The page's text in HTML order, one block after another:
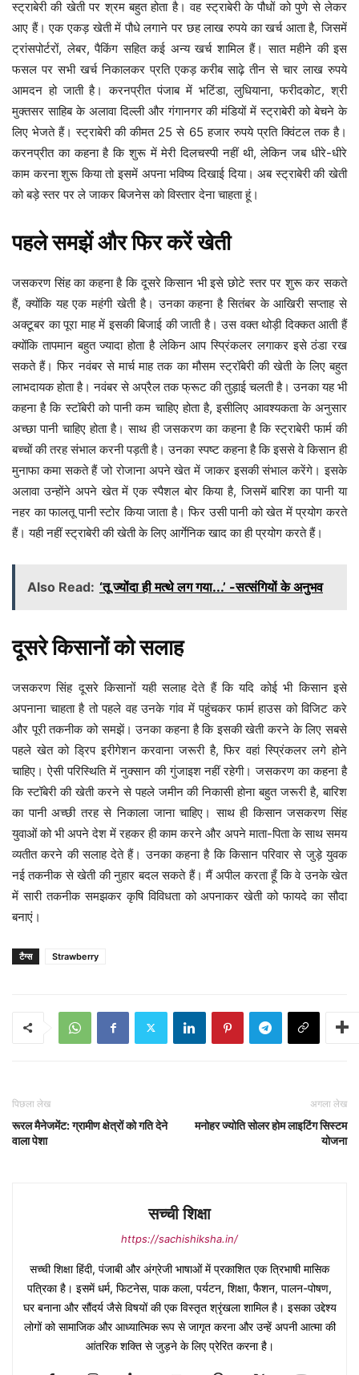
स्ट्राबेरी की खेती पर श्रम बहुत होता है। वह स्ट्राबेरी के पौधों को पुणे से लेकर
आए हैं। एक एकड़ खेती में पौधे लगाने पर छह लाख रुपये का खर्च आता है, जिसमें
ट्रांसपोर्टरों, लेबर, पैकिंग सहित कई अन्य खर्च शामिल हैं। सात महीने की इस
फसल पर सभी खर्च निकालकर प्रति एकड़ करीब साढ़े तीन से चार लाख रुपये
आमदन हो जाती है। करनप्रीत पंजाब में भटिंडा, लुधियाना, फरीदकोट, श्री
मुक्तसर साहिब के अलावा दिल्ली और गंगानगर की मंडियों में स्ट्राबेरी को बेचने के
लिए भेजते हैं। स्ट्राबेरी की कीमत 25 से 65 हजार रुपये प्रति क्विंटल तक है।
करनप्रीत का कहना है कि शुरू में मेरी दिलचस्पी नहीं थी, लेकिन जब धीरे-धीरे
काम करना शुरू किया तो इसमें अपना भविष्य दिखाई दिया। अब स्ट्राबेरी की खेती
को बड़े स्तर पर ले जाकर बिजनेस को विस्तार देना चाहता हूं।
पहले समझें और फिर करें खेती
जसकरण सिंह का कहना है कि दूसरे किसान भी इसे छोटे स्तर पर शुरू कर सकते
हैं, क्योंकि यह एक महंगी खेती है। उनका कहना है सितंबर के आखिरी सप्ताह से
अक्टूबर का पूरा माह में इसकी बिजाई की जाती है। उस वक्त थोड़ी दिक्कत आती हैं
क्योंकि तापमान बहुत ज्यादा होता है लेकिन आप स्प्रिंकलर लगाकर इसे ठंडा रख
सकते हैं। फिर नवंबर से मार्च माह तक का मौसम स्ट्रॉबेरी की खेती के लिए बहुत
लाभदायक होता है। नवंबर से अप्रैल तक फ्रूट की तुड़ाई चलती है। उनका यह भी
कहना है कि स्टॉबेरी को पानी कम चाहिए होता है, इसीलिए आवश्यकता के अनुसार
अच्छा पानी चाहिए होता है। साथ ही जसकरण का कहना है कि स्ट्राबेरी फार्म की
बच्चों की तरह संभाल करनी पड़ती है। उनका स्पष्ट कहना है कि इससे वे किसान ही
मुनाफा कमा सकते हैं जो रोजाना अपने खेत में जाकर इसकी संभाल करेंगे। इसके
अलावा उन्होंने अपने खेत में एक स्पैशल बोर किया है, जिसमें बारिश का पानी या
नहर का फालतू पानी स्टोर किया जाता है। फिर उसी पानी को खेत में प्रयोग करते
हैं। यही नहीं स्ट्राबेरी की खेती के लिए आर्गेनिक खाद का ही प्रयोग करते हैं।
Also Read: ‘तू ज्योंदा ही मत्थे लग गया...’ -सत्संगियों के अनुभव
दूसरे किसानों को सलाह
जसकरण सिंह दूसरे किसानों यही सलाह देते हैं कि यदि कोई भी किसान इसे
अपनाना चाहता है तो पहले वह उनके गांव में पहुंचकर फार्म हाउस को विजिट करे
और पूरी तकनीक को समझें। उनका कहना है कि इसकी खेती करने के लिए सबसे
पहले खेत को ड्रिप इरीगेशन करवाना जरूरी है, फिर वहां स्प्रिंकलर लगे होने
चाहिए। ऐसी परिस्थिति में नुक्सान की गुंजाइश नहीं रहेगी। जसकरण का कहना है
कि स्टॉबेरी की खेती करने से पहले जमीन की निकासी होना बहुत जरूरी है, बारिश
का पानी अच्छी तरह से निकाला जाना चाहिए। साथ ही किसान जसकरण सिंह
युवाओं को भी अपने देश में रहकर ही काम करने और अपने माता-पिता के साथ समय
व्यतीत करने की सलाह देते हैं। उनका कहना है कि किसान परिवार से जुड़े युवक
नई तकनीक से खेती की नुहार बदल सकते हैं। मैं अपील करता हूँ कि वे उनके खेत
में सारी तकनीक समझकर कृषि विविधता को अपनाकर खेती को फायदे का सौदा
बनाएं।
टैग्स Strawberry
पिछला लेख
रूरल मैनेजमेंट: ग्रामीण क्षेत्रों को गति देने
वाला पेशा
अगला लेख
मनोहर ज्योति सोलर होम लाइटिंग सिस्टम
योजना
सच्ची शिक्षा
https://sachishiksha.in/
सच्ची शिक्षा हिंदी, पंजाबी और अंग्रेजी भाषाओं में प्रकाशित एक त्रिभाषी मासिक
पत्रिका है। इसमें धर्म, फिटनेस, पाक कला, पर्यटन, शिक्षा, फैशन, पालन-पोषण,
घर बनाना और सौंदर्य जैसे विषयों की एक विस्तृत श्रृंखला शामिल है। इसका उद्देश्य
लोगों को सामाजिक और आध्यात्मिक रूप से जागृत करना और उन्हें अपनी आत्मा की
आंतरिक शक्ति से जुड़ने के लिए प्रेरित करना है।